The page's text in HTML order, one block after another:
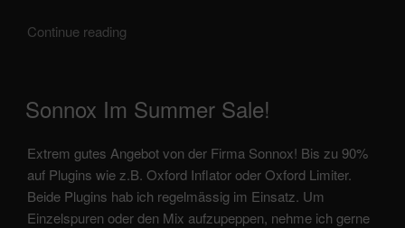
Continue reading
veröffentlicht
am
Sonnox Im Summer Sale!
Extrem gutes Angebot von der Firma Sonnox! Bis zu 90%
auf Plugins wie z.B. Oxford Inflator oder Oxford Limiter.
Beide Plugins hab ich regelmässig im Einsatz. Um
Einzelspuren oder den Mix aufzupeppen, nehme ich gerne